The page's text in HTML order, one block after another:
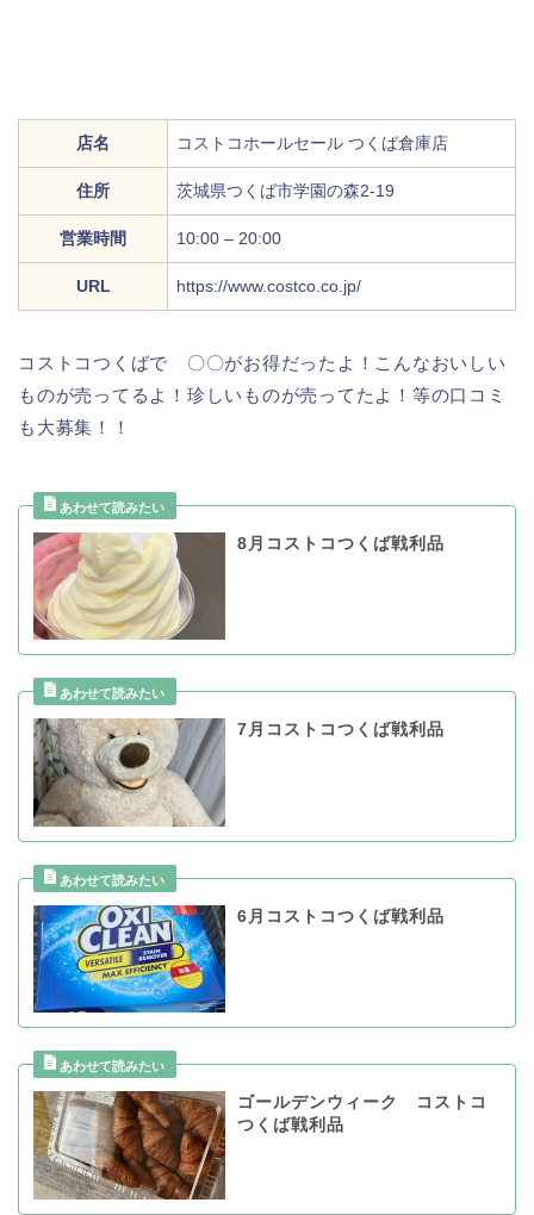
店名 コストコホールセール つくば倉庫店
住所 茨城県つくば市学園の森2-19
営業時間 10:00 – 20:00
URL https://www.costco.co.jp/
コストコつくばで 〇〇がお得だったよ！こんなおいしい
ものが売ってるよ！珍しいものが売ってたよ！等の口コミ
も大募集！！
8月コストコつくば戦利品
7月コストコつくば戦利品
6月コストコつくば戦利品
ゴールデンウィーク コストコ
つくば戦利品